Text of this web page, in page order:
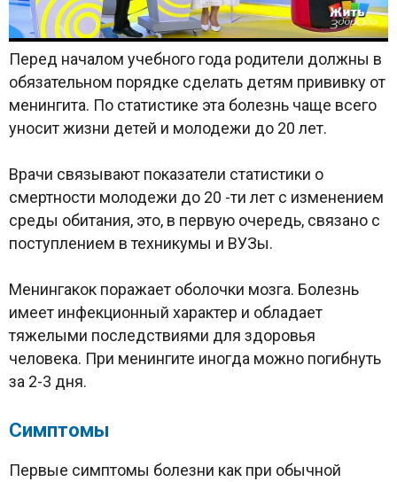
Перед началом учебного года родители должны в
обязательном порядке сделать детям прививку от
менингита. По статистике эта болезнь чаще всего
уносит жизни детей и молодежи до 20 лет.
Врачи связывают показатели статистики о
смертности молодежи до 20 -ти лет с изменением
среды обитания, это, в первую очередь, связано с
поступлением в техникумы и ВУЗы.
Менингакок поражает оболочки мозга. Болезнь
имеет инфекционный характер и обладает
тяжелыми последствиями для здоровья
человека. При менингите иногда можно погибнуть
за 2-3 дня.
Симптомы
Первые симптомы болезни как при обычной